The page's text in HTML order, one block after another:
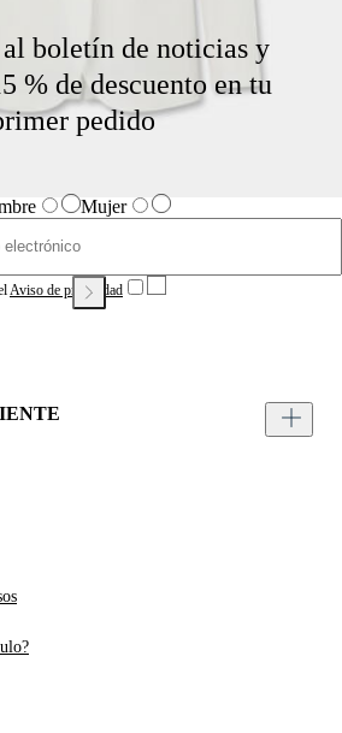
al boletín de noticias y
% de descuento en tu
pedido
Mujer
Aviso de privacidad